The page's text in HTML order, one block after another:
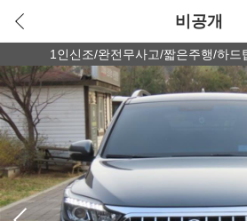
비공개
1인신조/완전무사고/짧은주행/하드